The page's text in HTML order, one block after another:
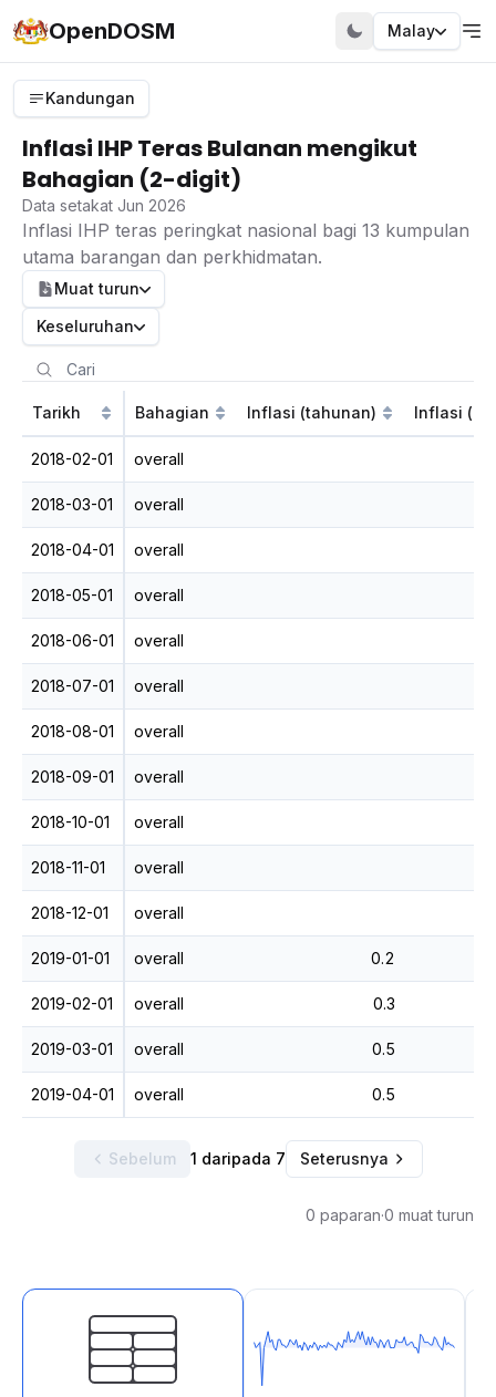
OpenDOSM Malay
Kandungan
Inflasi IHP Teras Bulanan mengikut
Bahagian (2-digit)
Data setakat Jun 2026
Inflasi IHP teras peringkat nasional bagi 13 kumpulan
utama barangan dan perkhidmatan.
Muat turun
Keseluruhan
Tarikh Bahagian Inflasi (tahunan) Inflasi
2018-02-01 overall
2018-03-01 overall
2018-04-01 overall
2018-05-01 overall
2018-06-01 overall
2018-07-01 overall
2018-08-01 overall
2018-09-01 overall
2018-10-01 overall
2018-11-01 overall
2018-12-01 overall
2019-01-01 overall 0.2
2019-02-01 overall 0.3
2019-03-01 overall 0.5
2019-04-01 overall 0.5
Sebelum 1 daripada 7 Seterusnya
0 paparan·0 muat turun